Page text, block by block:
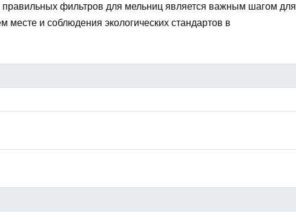
фильтров для мельниц является важным шагом для
месте и соблюдения экологических стандартов в